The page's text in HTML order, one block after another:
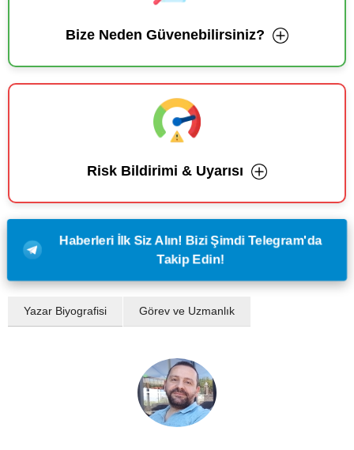
Bize Neden Güvenebilirsiniz?
Risk Bildirimi & Uyarısı
Haberleri İlk Siz Alın! Bizi Şimdi Telegram'da
Takip Edin!
Yazar Biyografisi Görev ve Uzmanlık